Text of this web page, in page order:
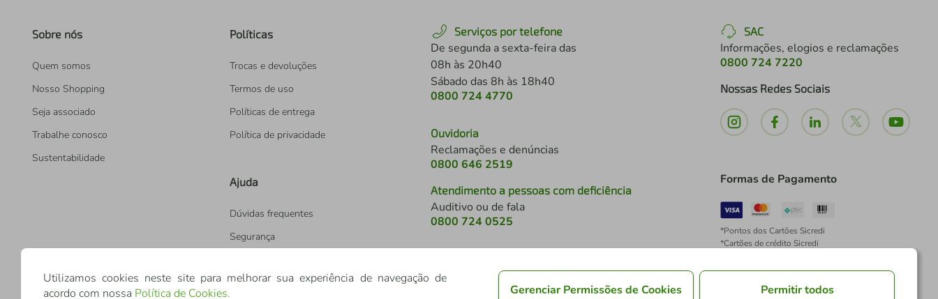
Sobre nós
Quem somos
Nosso Shopping
Seja associado
Trabalhe conosco
Sustentabilidade
Políticas
Trocas e devoluções
Termos de uso
Políticas de entrega
Política de privacidade
Ajuda
Dúvidas frequentes
Segurança
Serviços por telefone
De segunda a sexta-feira das
08h às 20h40
Sábado das 8h às 18h40
0800 724 4770
Ouvidoria
Reclamações e denúncias
0800 646 2519
Atendimento a pessoas com deficiência
Auditivo ou de fala
0800 724 0525
SAC
Informações, elogios e reclamações
0800 724 7220
Nossas Redes Sociais
Formas de Pagamento
*Pontos dos Cartões Sicredi
*Cartões de crédito Sicredi
*É vedada a cobrança de preço superior, valor ou
Utilizamos cookies neste site para melhorar sua experiência de navegação de
acordo com nossa Política de Cookies. Gerenciar Permissões de Cookies Permitir todos